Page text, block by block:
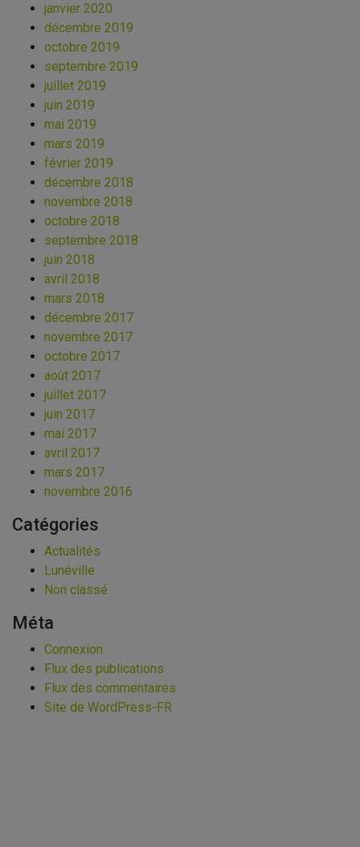
janvier 2020
décembre 2019
octobre 2019
septembre 2019
juillet 2019
juin 2019
mai 2019
mars 2019
février 2019
décembre 2018
novembre 2018
octobre 2018
septembre 2018
juin 2018
avril 2018
mars 2018
décembre 2017
novembre 2017
octobre 2017
août 2017
juillet 2017
juin 2017
mai 2017
avril 2017
mars 2017
novembre 2016
Catégories
Actualités
Lunéville
Non classé
Méta
Connexion
Flux des publications
Flux des commentaires
Site de WordPress-FR